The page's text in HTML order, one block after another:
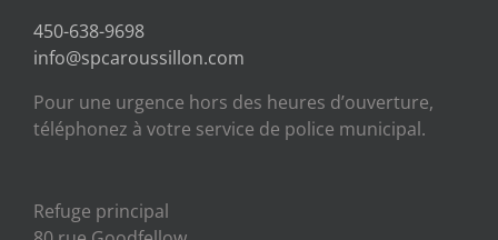
450-638-9698
info@spcaroussillon.com
Pour une urgence hors des heures d’ouverture,
téléphonez à votre service de police municipal.
Refuge principal